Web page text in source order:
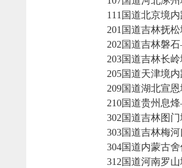
111国道北京境内
201国道吉林抚松
202国道吉林磐石
203国道吉林长岭
205国道天津境内
209国道湖北宣恩
210国道贵州息烽
302国道吉林图门
303国道吉林梅河
304国道内蒙古舍
312国道河南罗山